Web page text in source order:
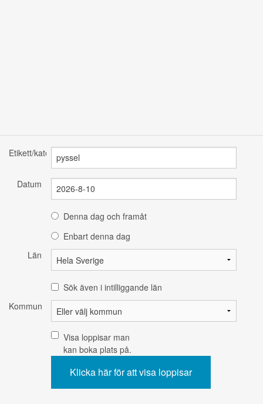
Etikett/kategori
Datum
Denna dag och framåt
Enbart denna dag
Län
Sök även i intilliggande län
Kommun
Visa loppisar man
kan boka plats på.